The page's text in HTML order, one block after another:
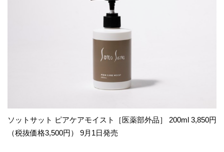
ソットサット ピアケアモイスト［医薬部外品］ 200ml 3,850円
（税抜価格3,500円） 9月1日発売